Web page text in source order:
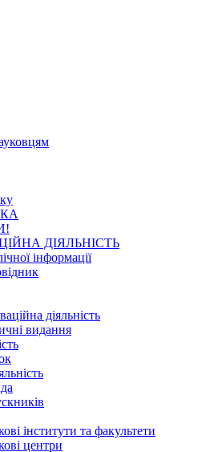
ДІЯЛЬНІСТЬ
інформації
діяльність
видання
інститути та факультети
центри